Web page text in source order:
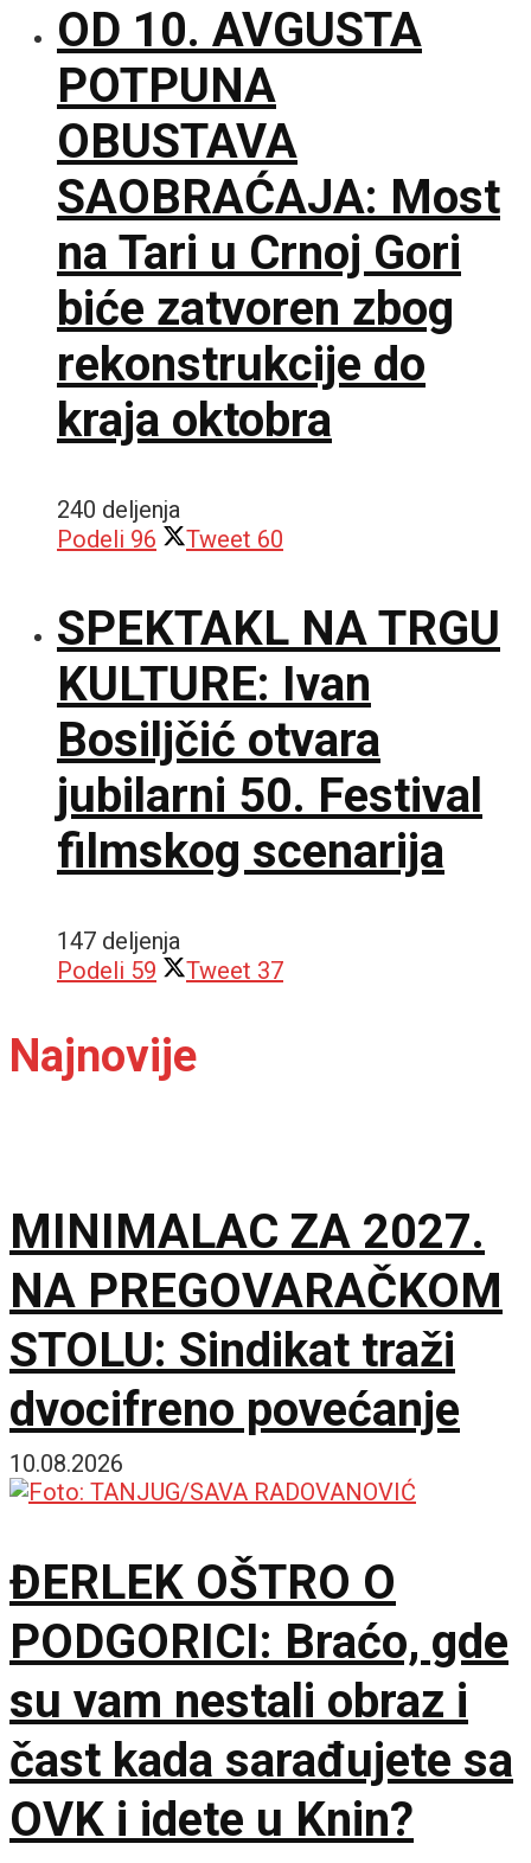
OD 10. AVGUSTA
POTPUNA
OBUSTAVA
SAOBRAĆAJA: Most
na Tari u Crnoj Gori
biće zatvoren zbog
rekonstrukcije do
kraja oktobra
240 deljenja
Podeli 96 Tweet 60
SPEKTAKL NA TRGU
KULTURE: Ivan
Bosiljčić otvara
jubilarni 50. Festival
filmskog scenarija
147 deljenja
Podeli 59 Tweet 37
Najnovije
MINIMALAC ZA 2027.
NA PREGOVARAČKOM
STOLU: Sindikat traži
dvocifreno povećanje
10.08.2026
ĐERLEK OŠTRO O
PODGORICI: Braćo, gde
su vam nestali obraz i
čast kada sarađujete sa
OVK i idete u Knin?